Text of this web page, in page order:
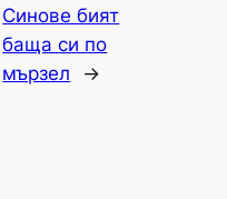
Синове бият
баща си по
мързел
→